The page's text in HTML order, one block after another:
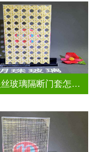
夹丝玻璃隔断门套怎么安装